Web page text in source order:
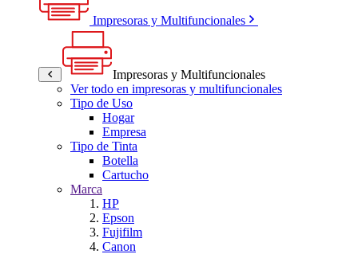
Impresoras y Multifuncionales
Impresoras y Multifuncionales
Ver todo en impresoras y multifuncionales
Tipo de Uso
Hogar
Empresa
Tipo de Tinta
Botella
Cartucho
Marca
HP
Epson
Fujifilm
Canon